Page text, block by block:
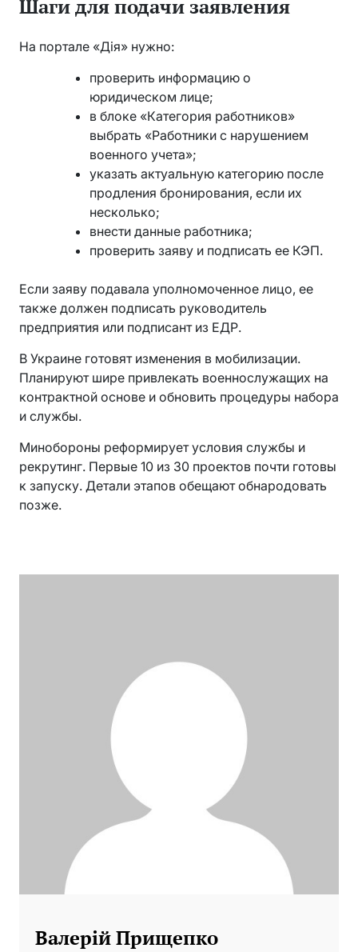
Шаги для подачи заявления
На портале «Дія» нужно:
проверить информацию о
юридическом лице;
в блоке «Категория работников»
выбрать «Работники с нарушением
военного учета»;
указать актуальную категорию после
продления бронирования, если их
несколько;
внести данные работника;
проверить заяву и подписать ее КЭП.
Если заяву подавала уполномоченное лицо, ее
также должен подписать руководитель
предприятия или подписант из ЕДР.
В Украине готовят изменения в мобилизации.
Планируют шире привлекать военнослужащих на
контрактной основе и обновить процедуры набора
и службы.
Минобороны реформирует условия службы и
рекрутинг. Первые 10 из 30 проектов почти готовы
к запуску. Детали этапов обещают обнародовать
позже.
Валерій Прищепко